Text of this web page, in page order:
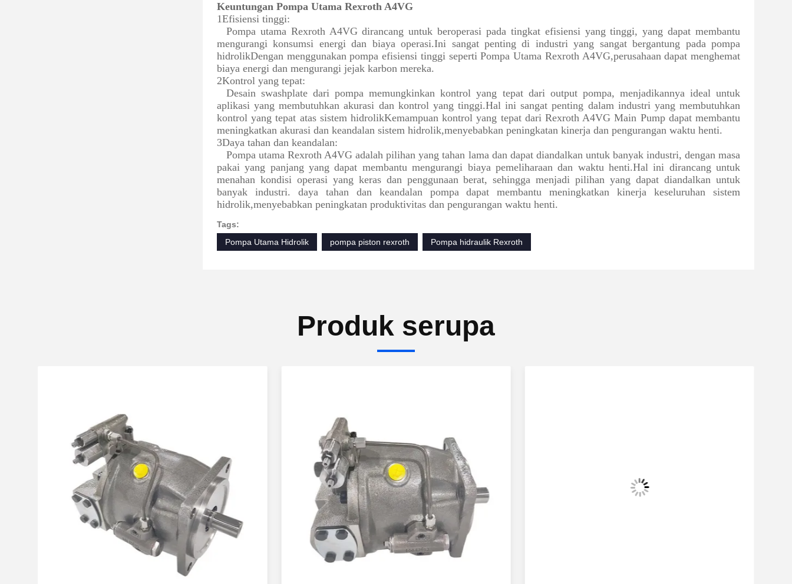
Keuntungan Pompa Utama Rexroth A4VG
1Efisiensi tinggi:
Pompa utama Rexroth A4VG dirancang untuk beroperasi pada tingkat efisiensi yang tinggi, yang dapat membantu
mengurangi konsumsi energi dan biaya operasi.Ini sangat penting di industri yang sangat bergantung pada pompa
hidrolikDengan menggunakan pompa efisiensi tinggi seperti Pompa Utama Rexroth A4VG,perusahaan dapat menghemat
biaya energi dan mengurangi jejak karbon mereka.
2Kontrol yang tepat:
Desain swashplate dari pompa memungkinkan kontrol yang tepat dari output pompa, menjadikannya ideal untuk
aplikasi yang membutuhkan akurasi dan kontrol yang tinggi.Hal ini sangat penting dalam industri yang membutuhkan
kontrol yang tepat atas sistem hidrolikKemampuan kontrol yang tepat dari Rexroth A4VG Main Pump dapat membantu
meningkatkan akurasi dan keandalan sistem hidrolik,menyebabkan peningkatan kinerja dan pengurangan waktu henti.
3Daya tahan dan keandalan:
Pompa utama Rexroth A4VG adalah pilihan yang tahan lama dan dapat diandalkan untuk banyak industri, dengan masa
pakai yang panjang yang dapat membantu mengurangi biaya pemeliharaan dan waktu henti.Hal ini dirancang untuk
menahan kondisi operasi yang keras dan penggunaan berat, sehingga menjadi pilihan yang dapat diandalkan untuk
banyak industri. daya tahan dan keandalan pompa dapat membantu meningkatkan kinerja keseluruhan sistem
hidrolik,menyebabkan peningkatan produktivitas dan pengurangan waktu henti.
Tags:
Pompa Utama Hidrolik
pompa piston rexroth Pompa hidraulik Rexroth
Produk serupa